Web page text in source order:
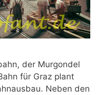
der Murgondel
für Graz plant
Neben den